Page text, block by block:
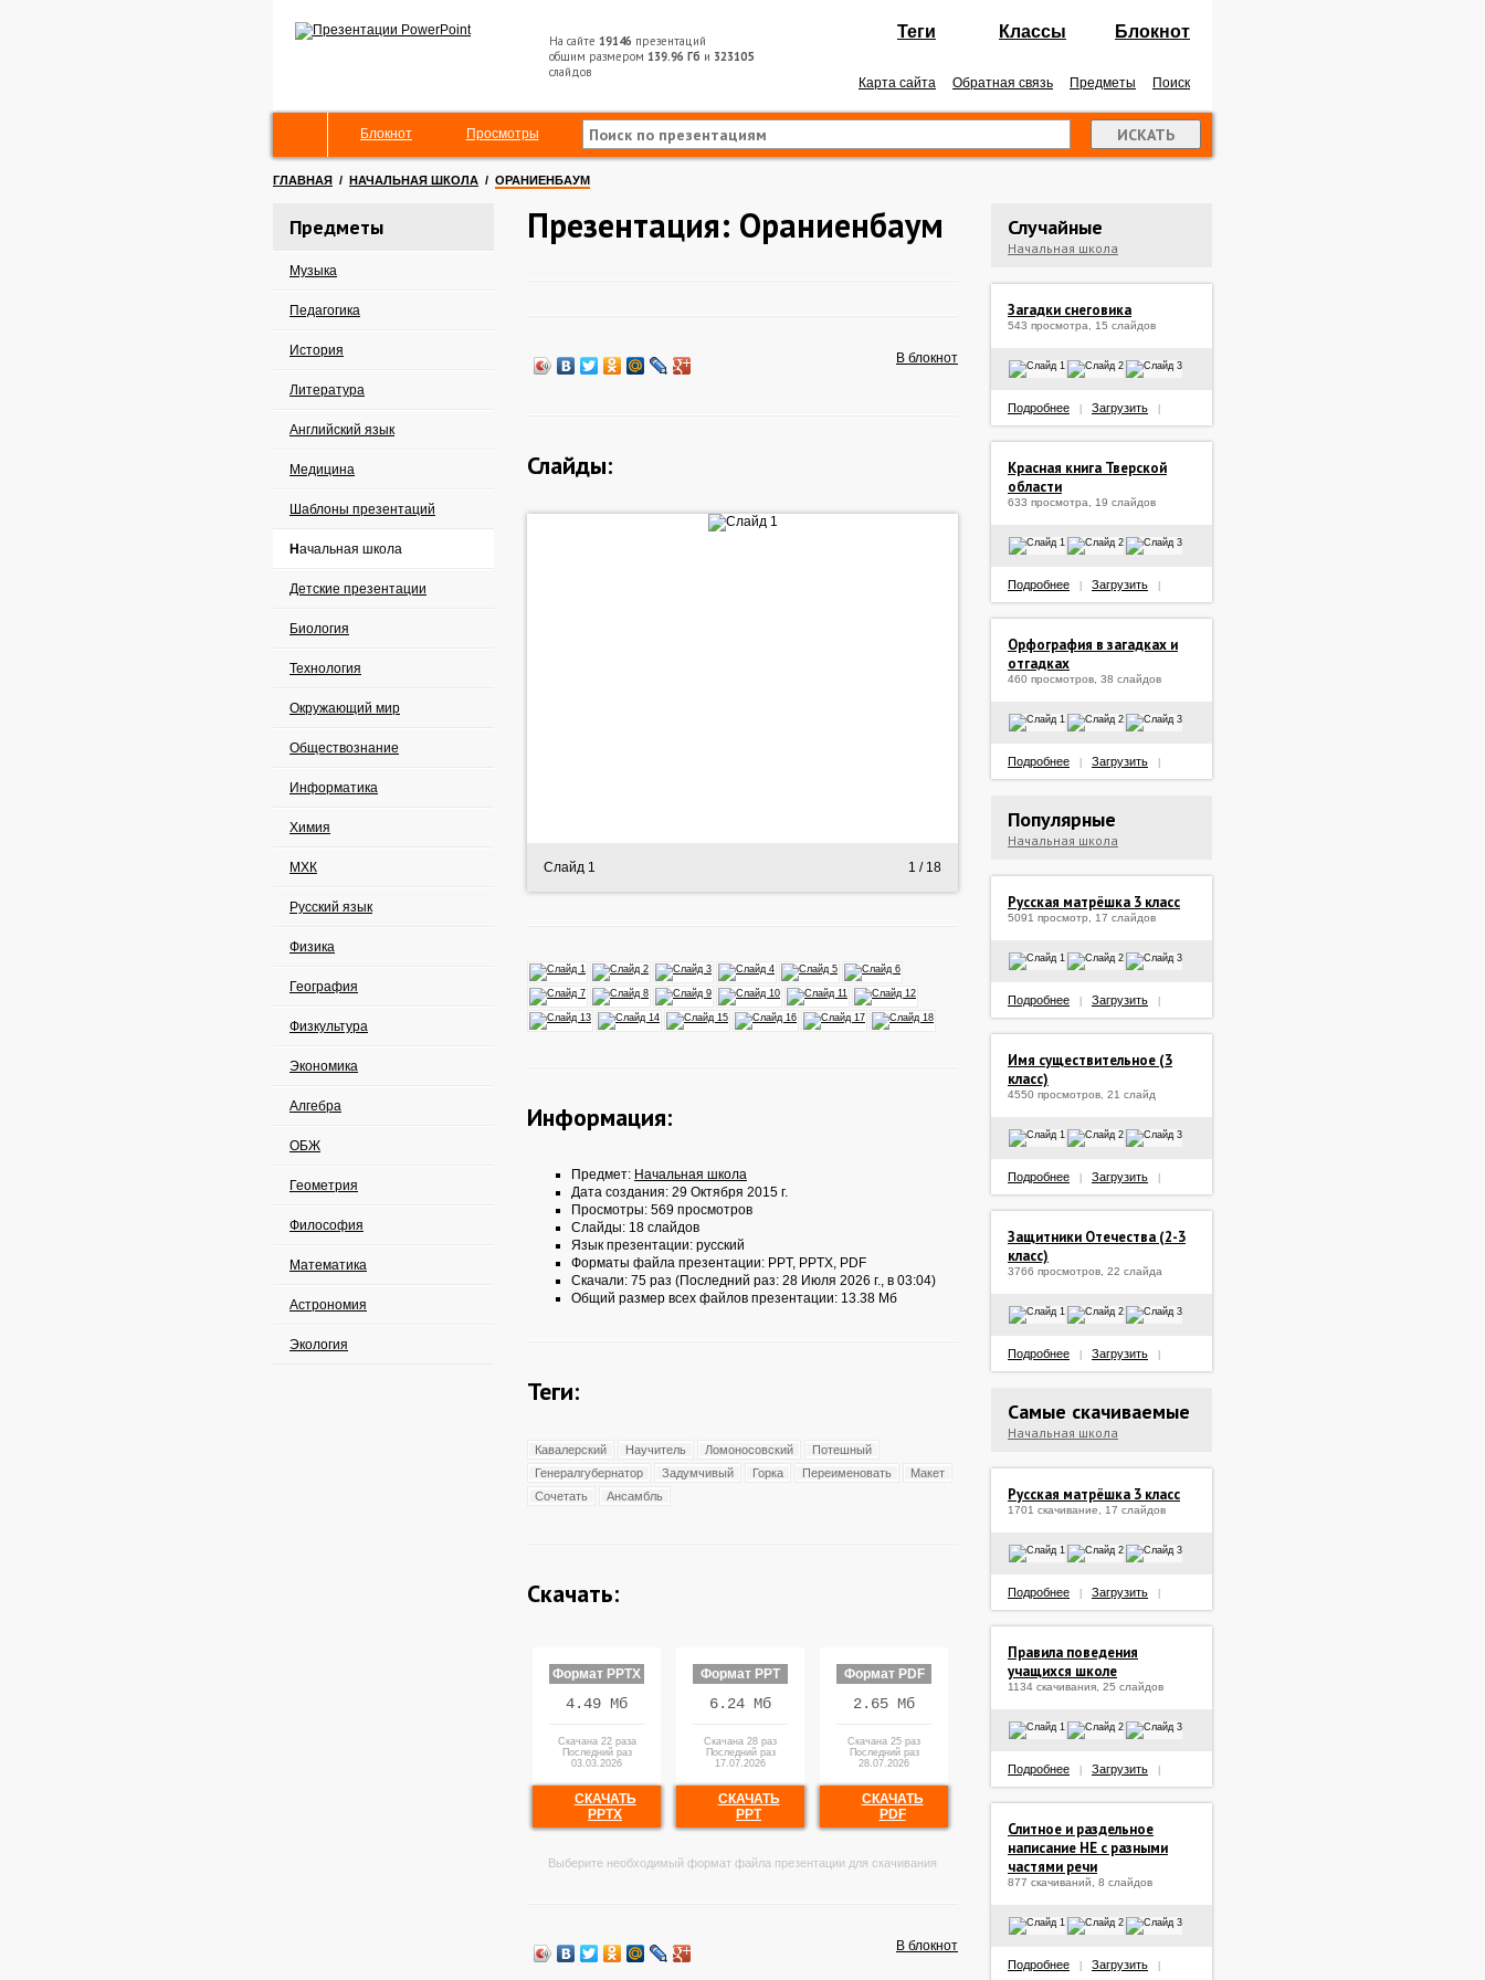
На сайте 19146 презентаций
общим размером 139.96 Гб и 323105
слайдов
Теги Классы Блокнот
Карта сайта Обратная связь Предметы Поиск
Блокнот Просмотры
ГЛАВНАЯ / НАЧАЛЬНАЯ ШКОЛА / ОРАНИЕНБАУМ
Предметы
Музыка
Педагогика
История
Литература
Английский язык
Медицина
Шаблоны презентаций
Начальная школа
Детские презентации
Биология
Технология
Окружающий мир
Обществознание
Информатика
Химия
МХК
Русский язык
Физика
География
Физкультура
Экономика
Алгебра
ОБЖ
Геометрия
Философия
Математика
Астрономия
Экология
Презентация: Ораниенбаум
В блокнот
Слайды:
Слайд 1 1 / 18
Информация:
Предмет: Начальная школа
Дата создания: 29 Октября 2015 г.
Просмотры: 569 просмотров
Слайды: 18 слайдов
Язык презентации: русский
Форматы файла презентации: PPT, PPTX, PDF
Скачали: 75 раз (Последний раз: 28 Июля 2026 г., в 03:04)
Общий размер всех файлов презентации: 13.38 Мб
Теги:
Кавалерский Научитель Ломоносовский
Потешный
Генералгубернатор
Задумчивый Горка Переименовать
Макет
Сочетать
Ансамбль
Скачать:
Формат PPTX
4.49 Мб
Скачана 22 раза
Последний раз
03.03.2026
СКАЧАТЬ
PPTX
Формат PPT
6.24 Мб
Скачана 28 раз
Последний раз
17.07.2026
СКАЧАТЬ
PPT
Формат PDF
2.65 Мб
Скачана 25 раз
Последний раз
28.07.2026
СКАЧАТЬ
PDF
Выберите необходимый формат файла презентации для скачивания
В блокнот
Случайные
Начальная школа
Загадки снеговика
543 просмотра, 15 слайдов
Подробнее Загрузить
Красная книга Тверской
области
633 просмотра, 19 слайдов
Подробнее Загрузить
Орфография в загадках и
отгадках
460 просмотров, 38 слайдов
Подробнее Загрузить
Популярные
Начальная школа
Русская матрёшка 3 класс
5091 просмотр, 17 слайдов
Подробнее Загрузить
Имя существительное (3
класс)
4550 просмотров, 21 слайд
Подробнее Загрузить
Защитники Отечества (2-3
класс)
3766 просмотров, 22 слайда
Подробнее Загрузить
Самые скачиваемые
Начальная школа
Русская матрёшка 3 класс
1701 скачивание, 17 слайдов
Подробнее Загрузить
Правила поведения
учащихся школе
1134 скачивания, 25 слайдов
Подробнее Загрузить
Слитное и раздельное
написание НЕ с разными
частями речи
877 скачиваний, 8 слайдов
Подробнее Загрузить